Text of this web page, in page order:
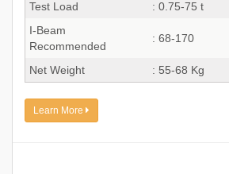
Test Load
: 0.75-75 t
I-Beam
Recommended
: 68-170
Net Weight : 55-68 Kg
Learn More